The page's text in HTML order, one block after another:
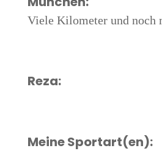
Vie­le Kilo­me­ter und noch
Reza:
Mei­ne Sportart(en):